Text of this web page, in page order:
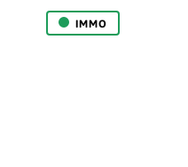
IMMO